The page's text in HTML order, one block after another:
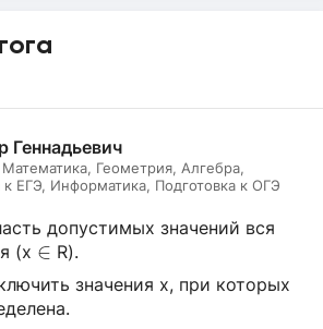
Геннадьевич
Математика, Геометрия, Алгебра,
к ЕГЭ, Информатика, Подготовка к ОГЭ
допустимых значений вся
(x ∈
∈ R).
значения х, при которых